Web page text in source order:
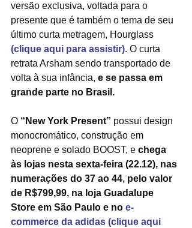
versão exclusiva, voltada para o
presente que é também o tema de seu
último curta metragem, Hourglass
(clique aqui para assistir). O curta
retrata Arsham sendo transportado de
volta à sua infância, e se passa em
grande parte no Brasil.
O “New York Present” possui design
monocromático, construção em
neoprene e solado BOOST, e chega
às lojas nesta sexta-feira (22.12), nas
numerações do 37 ao 44, pelo valor
de R$799,99, na loja Guadalupe
Store em São Paulo e no e-
commerce da adidas (clique aqui